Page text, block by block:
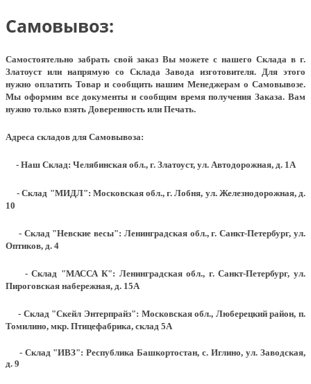
Самовывоз:
Самостоятельно забрать свой заказ Вы можете с нашего Склада в г.
Златоуст или напрямую со Склада Завода изготовителя. Для этого
нужно оплатить Товар и сообщить нашим Менеджерам о Самовывозе.
Мы оформим все документы и сообщим время получения Заказа. Вам
нужно только взять Доверенность или Печать.
Адреса складов для Самовывоза:
- Наш Склад: Челябинская обл., г. Златоуст, ул. Автодорожная, д. 1А
- Склад "МИДЛ": Московская обл., г. Лобня, ул. Железнодорожная, д.
10
- Склад "Невские весы": Ленинградская обл., г. Санкт-Петербург, ул.
Оптиков, д. 4
- Склад "МАССА К": Ленинградская обл., г. Санкт-Петербург, ул.
Пироговская набережная, д. 15А
- Склад "Скейл Энтерпрайз": Московская обл., Люберецкий район, п.
Томилино, мкр. Птицефабрика, склад 5А
- Склад "ИВЗ": Республика Башкортостан, с. Иглино, ул. Заводская,
д. 9